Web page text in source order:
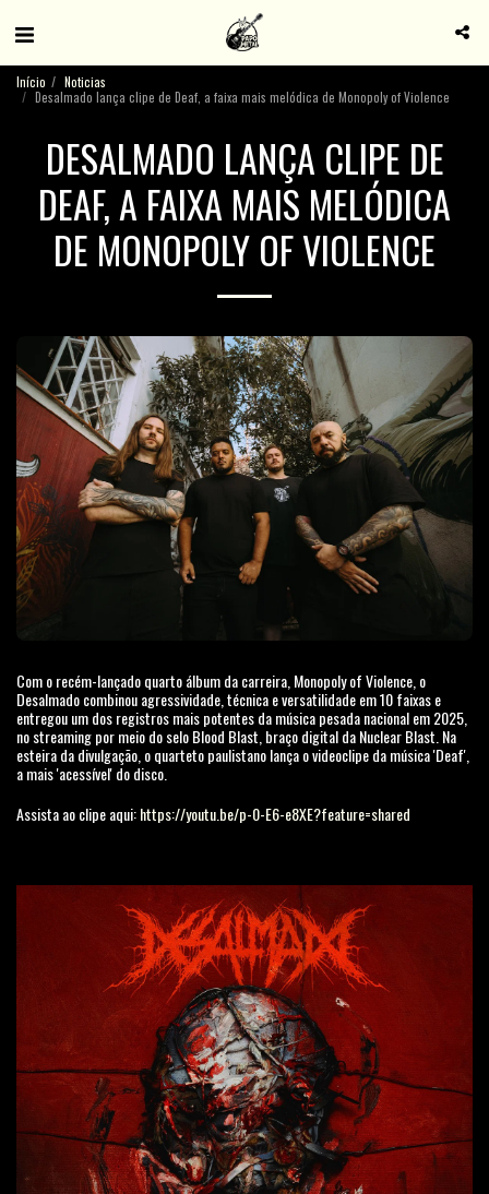
Início
Noticias
Desalmado lança clipe de Deaf, a faixa mais melódica de Monopoly of Violence
DESALMADO LANÇA CLIPE DE
DEAF, A FAIXA MAIS MELÓDICA
DE MONOPOLY OF VIOLENCE
Com o recém-lançado quarto álbum da carreira, Monopoly of Violence, o
Desalmado combinou agressividade, técnica e versatilidade em 10 faixas e
entregou um dos registros mais potentes da música pesada nacional em 2025,
no streaming por meio do selo Blood Blast, braço digital da Nuclear Blast. Na
esteira da divulgação, o quarteto paulistano lança o videoclipe da música 'Deaf',
a mais 'acessível' do disco.
Assista ao clipe aqui:https://youtu.be/p-0-E6-e8XE?feature=shared